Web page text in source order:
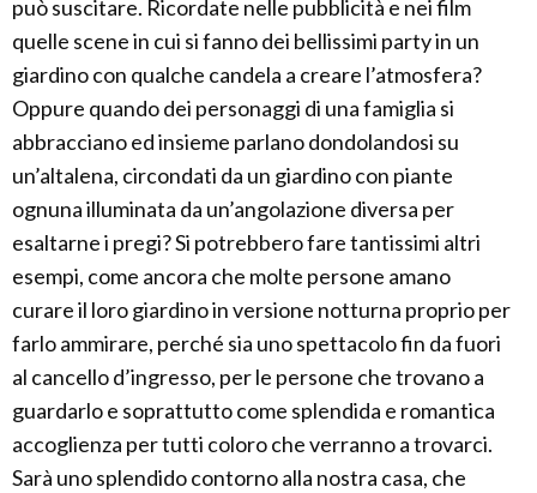
può suscitare. Ricordate nelle pubblicità e nei film
quelle scene in cui si fanno dei bellissimi party in un
giardino con qualche candela a creare l’atmosfera?
Oppure quando dei personaggi di una famiglia si
abbracciano ed insieme parlano dondolandosi su
un’altalena, circondati da un giardino con piante
ognuna illuminata da un’angolazione diversa per
esaltarne i pregi? Si potrebbero fare tantissimi altri
esempi, come ancora che molte persone amano
curare il loro giardino in versione notturna proprio per
farlo ammirare, perché sia uno spettacolo fin da fuori
al cancello d’ingresso, per le persone che trovano a
guardarlo e soprattutto come splendida e romantica
accoglienza per tutti coloro che verranno a trovarci.
Sarà uno splendido contorno alla nostra casa, che